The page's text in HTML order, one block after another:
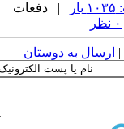
| دفعات
ارسال به دوستان|